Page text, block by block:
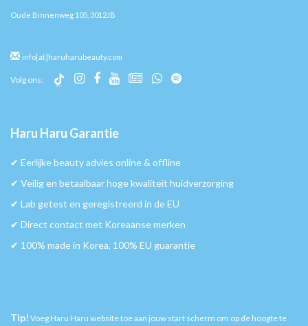
Oude Binnenweg 105, 3012JB
info[at]haruharubeauty.com
Volg ons:
Haru Haru Garantie
✔︎ Eerlijke beauty advies online & offline
✔︎ Veilig en betaalbaar hoge kwaliteit huidverzorging
✔︎ Lab getest en geregistreerd in de EU
✔︎ Direct contact met Koreaanse merken
✔︎ 100% made in Korea, 100% EU guarantie
Tip! Voeg Haru Haru website toe aan jouw start scherm om op de hoogte te